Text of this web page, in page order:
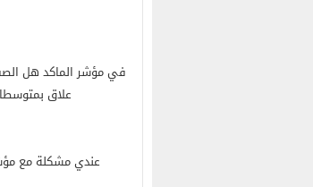
في مؤشر الماكد هل
علاق
عندي مشكلة مع